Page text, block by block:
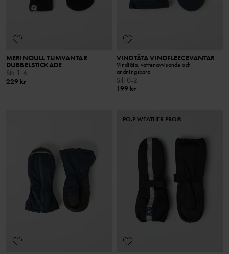
MERINOULL TUMVANTAR
DUBBELSTICKADE
Stl: 1-6
229 kr
VINDTÄTA VINDFLEECEVANTAR
Vindtäta, vattenavvisande och
andningsbara
Stl: 0-2
199 kr
PO.P WEATHER PRO®